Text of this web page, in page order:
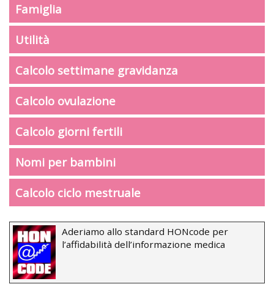
Famiglia
Utilità
Calcolo settimane gravidanza
Calcolo ovulazione
Calcolo giorni fertili
Nomi per bambini
Calcolo ciclo mestruale
Aderiamo allo standard HONcode per
l’affidabilità dell’informazione medica